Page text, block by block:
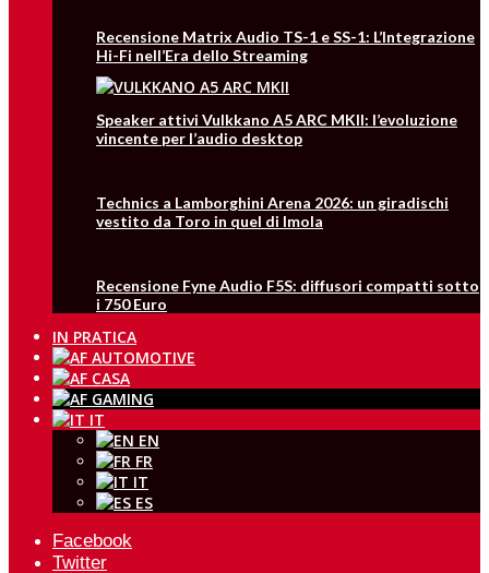
Recensione Matrix Audio TS-1 e SS-1: L’Integrazione
Hi-Fi nell’Era dello Streaming
Speaker attivi Vulkkano A5 ARC MKII: l’evoluzione
vincente per l’audio desktop
Technics a Lamborghini Arena 2026: un giradischi
vestito da Toro in quel di Imola
Recensione Fyne Audio F5S: diffusori compatti sotto
i 750 Euro
IN PRATICA
IT
EN
FR
IT
ES
Facebook
Twitter